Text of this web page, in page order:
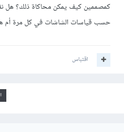
كمصممين كيف يمكن محاكاة ذلك؟ هل
حسب قياسات الشاشات في كل مرة أم
اقتباس